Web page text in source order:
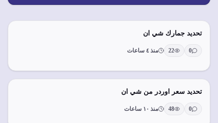
تحديد جمارك شي ان
0
22 منذ ٤ ساعات
تحديد سعر اوردر من شي ان
0
48 منذ ١٠ ساعات